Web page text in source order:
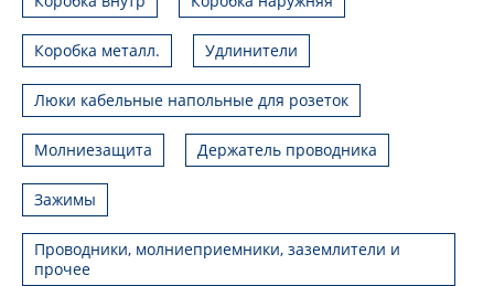
Коробка металл. Удлинители
Люки кабельные напольные для розеток
Молниезащита Держатель проводника
Зажимы
Проводники, молниеприемники, заземлители и
прочее